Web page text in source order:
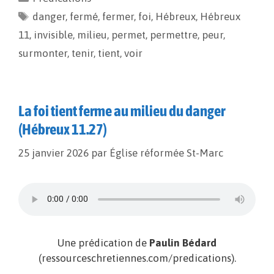
b
o
o
l
L
i
k
a
g
e
danger, fermé, fermer, foi, Hébreux, Hébreux
11, invisible, milieu, permet, permettre, peur,
surmonter, tenir, tient, voir
La foi tient ferme au milieu du danger
(Hébreux 11.27)
25 janvier 2026 par Église réformée St-Marc
Une prédication de Paulin Bédard
(ressourceschretiennes.com/predications).